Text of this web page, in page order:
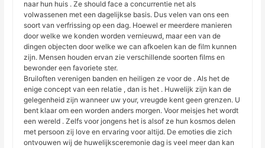
naar hun huis . Ze should face a concurrentie net als
volwassenen met een dagelijkse basis. Dus velen van ons een
soort van verfrissing op een dag. Hoewel er meerdere manieren
door welke we konden worden vernieuwd, maar een van de
dingen objecten door welke we can afkoelen kan de film kunnen
zijn. Mensen houden ervan zie verschillende soorten films en
bewonder een favoriete ster.
Bruiloften verenigen banden en heiligen ze voor de . Als het de
enige concept van een relatie , dan is het . Huwelijk zijn kan de
gelegenheid zijn wanneer uw your, vreugde kent geen grenzen. U
bent klaar om een worden anders morgen. Voor meisjes het wordt
een wereld . Zelfs voor jongens het is alsof ze hun kosmos delen
met persoon zij love en ervaring voor altijd. De emoties die zich
ontvouwen wij de huwelijksceremonie dag is veel meer dan kan